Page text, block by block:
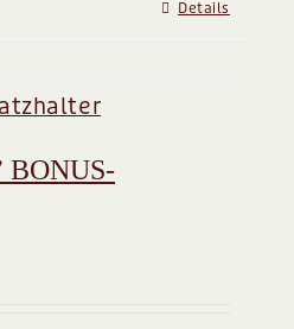
Details
BONUS-